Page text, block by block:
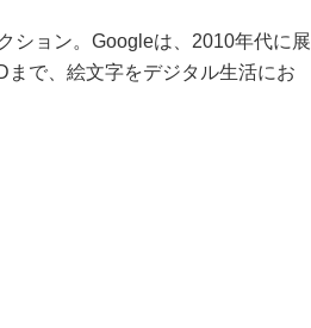
ション。Googleは、2010年代に展
で、絵文字をデジタル生活にお